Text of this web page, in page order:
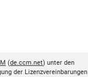
(de.ccm.net) unter den
der Lizenzvereinbarungen